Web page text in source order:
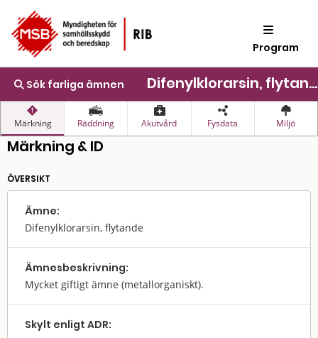
Program
Sök farliga ämnen Difenylklorarsin, flytande
Märkning Räddning Akutvård Fysdata Miljö
Märkning & ID
ÖVERSIKT
Ämne:
Difenylklorarsin, flytande
Ämnes­beskrivning:
Mycket giftigt ämne (metallorganiskt).
Skylt enligt ADR: